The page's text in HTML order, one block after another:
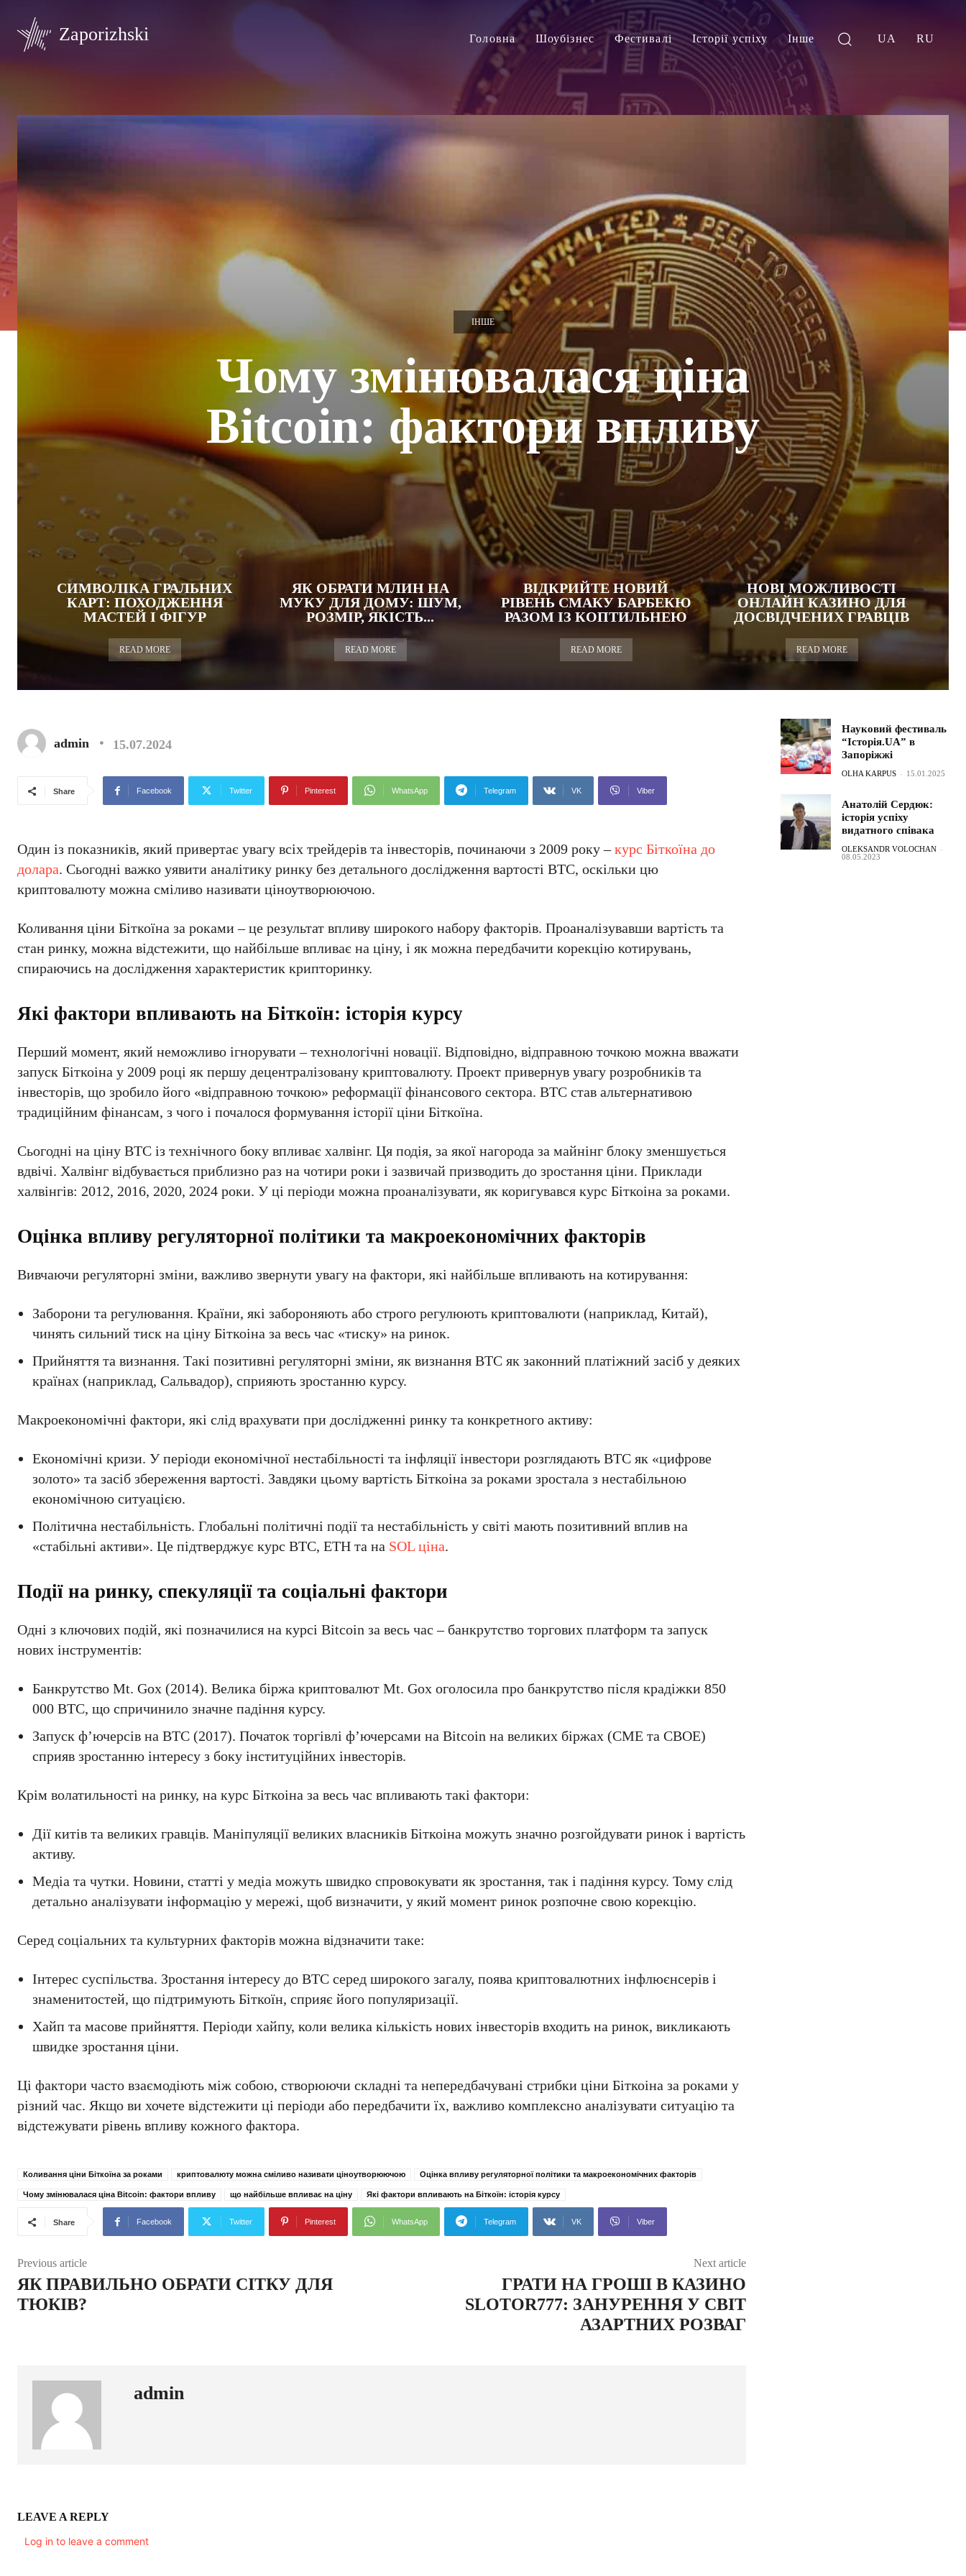
Zaporizhski Головна Шоубізнес Фестивалі Історії успіху Інше UA RU
ІНШЕ
Чому змінювалася ціна
Bitcoin: фактори впливу
СИМВОЛІКА ГРАЛЬНИХ
КАРТ: ПОХОДЖЕННЯ
МАСТЕЙ І ФІГУР
READ MORE
ЯК ОБРАТИ МЛИН НА
МУКУ ДЛЯ ДОМУ: ШУМ,
РОЗМІР, ЯКІСТЬ...
READ MORE
ВІДКРИЙТЕ НОВИЙ
РІВЕНЬ СМАКУ БАРБЕКЮ
РАЗОМ ІЗ КОПТИЛЬНЕЮ
READ MORE
НОВІ МОЖЛИВОСТІ
ОНЛАЙН КАЗИНО ДЛЯ
ДОСВІДЧЕНИХ ГРАВЦІВ
READ MORE
admin 15.07.2024
Share Facebook Twitter Pinterest WhatsApp Telegram VK Viber
Один із показників, який привертає увагу всіх трейдерів та інвесторів, починаючи з 2009 року –курс Біткоїна до
долара. Сьогодні важко уявити аналітику ринку без детального дослідження вартості ВТС, оскільки цю
криптовалюту можна сміливо називати ціноутворюючою.
Коливання ціни Біткоїна за роками – це результат впливу широкого набору факторів. Проаналізувавши вартість та
стан ринку, можна відстежити, що найбільше впливає на ціну, і як можна передбачити корекцію котирувань,
спираючись на дослідження характеристик крипторинку.
Які фактори впливають на Біткоїн: історія курсу
Перший момент, який неможливо ігнорувати – технологічні новації. Відповідно, відправною точкою можна вважати
запуск Біткоіна у 2009 році як першу децентралізовану криптовалюту. Проект привернув увагу розробників та
інвесторів, що зробило його «відправною точкою» реформації фінансового сектора. ВТС став альтернативою
традиційним фінансам, з чого і почалося формування історії ціни Біткоїна.
Сьогодні на ціну ВТС із технічного боку впливає халвінг. Ця подія, за якої нагорода за майнінг блоку зменшується
вдвічі. Халвінг відбувається приблизно раз на чотири роки і зазвичай призводить до зростання ціни. Приклади
халвінгів: 2012, 2016, 2020, 2024 роки. У ці періоди можна проаналізувати, як коригувався курс Біткоіна за роками.
Оцінка впливу регуляторної політики та макроекономічних факторів
Вивчаючи регуляторні зміни, важливо звернути увагу на фактори, які найбільше впливають на котирування:
Заборони та регулювання. Країни, які забороняють або строго регулюють криптовалюти (наприклад, Китай),
чинять сильний тиск на ціну Біткоіна за весь час «тиску» на ринок.
Прийняття та визнання. Такі позитивні регуляторні зміни, як визнання ВТС як законний платіжний засіб у деяких
країнах (наприклад, Сальвадор), сприяють зростанню курсу.
Макроекономічні фактори, які слід врахувати при дослідженні ринку та конкретного активу:
Економічні кризи. У періоди економічної нестабільності та інфляції інвестори розглядають ВТС як «цифрове
золото» та засіб збереження вартості. Завдяки цьому вартість Біткоіна за роками зростала з нестабільною
економічною ситуацією.
Політична нестабільність. Глобальні політичні події та нестабільність у світі мають позитивний вплив на
«стабільні активи». Це підтверджує курс ВТС, ЕТН та на SOL ціна.
Події на ринку, спекуляції та соціальні фактори
Одні з ключових подій, які позначилися на курсі Bitcoin за весь час – банкрутство торгових платформ та запуск
нових інструментів:
Банкрутство Mt. Gox (2014). Велика біржа криптовалют Mt. Gox оголосила про банкрутство після крадіжки 850
000 BTC, що спричинило значне падіння курсу.
Запуск ф’ючерсів на ВТС (2017). Початок торгівлі ф’ючерсами на Bitcoin на великих біржах (CME та CBOE)
сприяв зростанню інтересу з боку інституційних інвесторів.
Крім волатильності на ринку, на курс Біткоіна за весь час впливають такі фактори:
Дії китів та великих гравців. Маніпуляції великих власників Біткоіна можуть значно розгойдувати ринок і вартість
активу.
Медіа та чутки. Новини, статті у медіа можуть швидко спровокувати як зростання, так і падіння курсу. Тому слід
детально аналізувати інформацію у мережі, щоб визначити, у який момент ринок розпочне свою корекцію.
Серед соціальних та культурних факторів можна відзначити таке:
Інтерес суспільства. Зростання інтересу до ВТС серед широкого загалу, поява криптовалютних інфлюєнсерів і
знаменитостей, що підтримують Біткоїн, сприяє його популяризації.
Хайп та масове прийняття. Періоди хайпу, коли велика кількість нових інвесторів входить на ринок, викликають
швидке зростання ціни.
Ці фактори часто взаємодіють між собою, створюючи складні та непередбачувані стрибки ціни Біткоіна за роками у
різний час. Якщо ви хочете відстежити ці періоди або передбачити їх, важливо комплексно аналізувати ситуацію та
відстежувати рівень впливу кожного фактора.
Коливання ціни Біткоїна за роками криптовалюту можна сміливо називати ціноутворюючою Оцінка впливу регуляторної політики та макроекономічних факторів
Чому змінювалася ціна Bitcoin: фактори впливу що найбільше впливає на ціну Які фактори впливають на Біткоїн: історія курсу
Share Facebook Twitter Pinterest WhatsApp Telegram VK Viber
Previous article
ЯК ПРАВИЛЬНО ОБРАТИ СІТКУ ДЛЯ
ТЮКІВ?
Next article
ГРАТИ НА ГРОШІ В КАЗИНО
SLOTOR777: ЗАНУРЕННЯ У СВІТ
АЗАРТНИХ РОЗВАГ
admin
LEAVE A REPLY
Log in to leave a comment
Науковий фестиваль
“Історія.UA” в
Запоріжжі
OLHA KARPUS - 15.01.2025
Анатолій Сердюк:
історія успіху
видатного співака
OLEKSANDR VOLOCHAN -
08.05.2023